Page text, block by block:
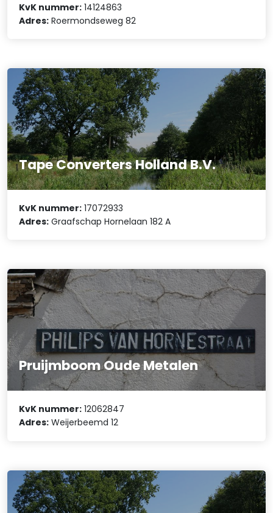
KvK nummer: 14124863
Adres: Roermondseweg 82
Tape Converters Holland B.V.
KvK nummer: 17072933
Adres: Graafschap Hornelaan 182 A
Pruijmboom Oude Metalen
KvK nummer: 12062847
Adres: Weijerbeemd 12